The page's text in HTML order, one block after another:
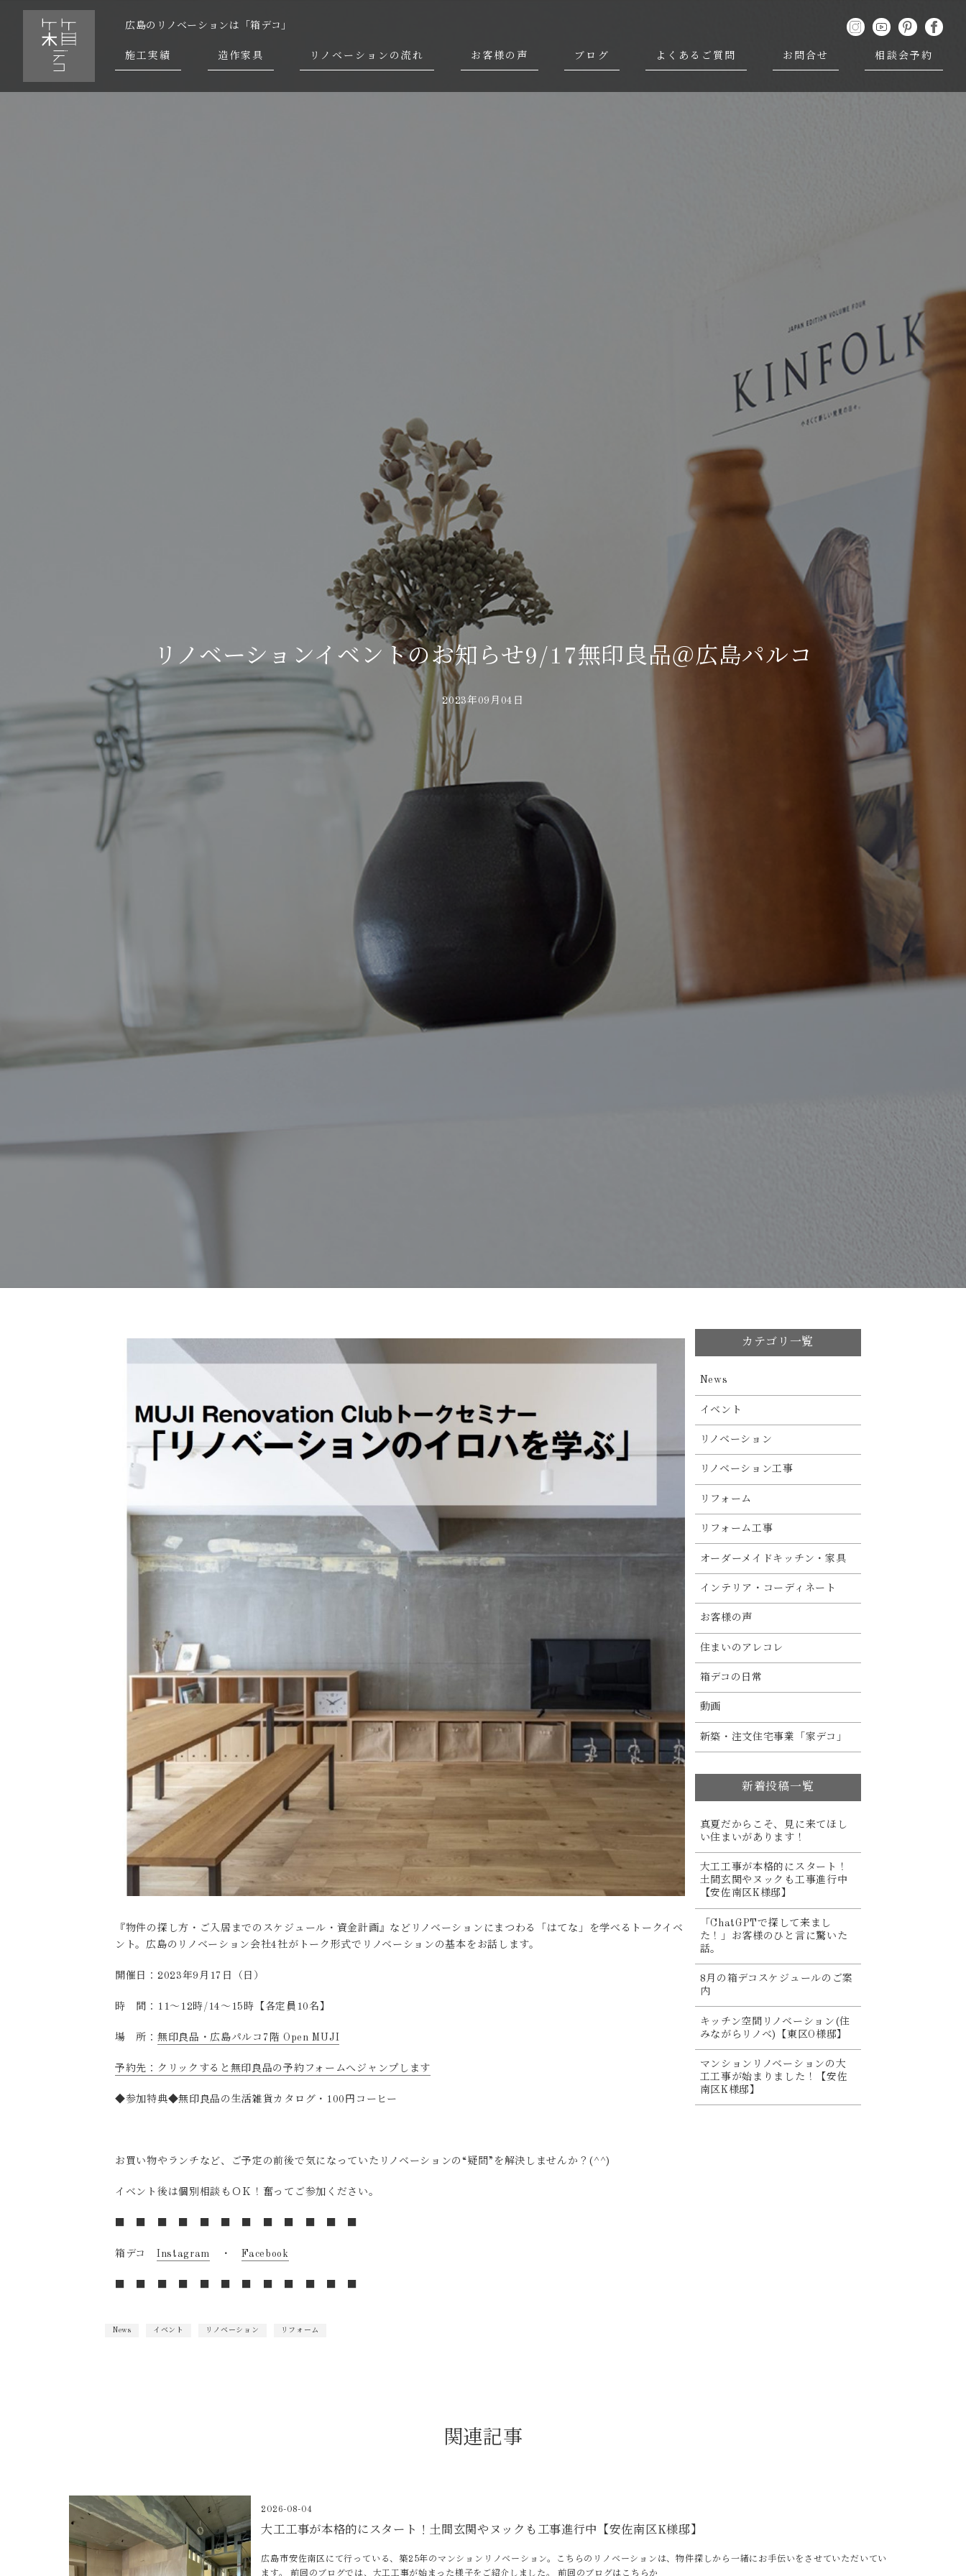
広島のリノベーションは「箱デコ」
施工実績 造作家具 リノベーションの流れ お客様の声 ブログ よくあるご質問 お問合せ 相談会予約
リノベーションイベントのお知らせ9/17無印良品＠広島パルコ
2023年09月04日
『物件の探し方・ご入居までのスケジュール・資金計画』などリノベーションにまつわる「はてな」を学べるトークイベ
ント。広島のリノベーション会社4社がトーク形式でリノベーションの基本をお話します。
開催日：2023年9月17日（日）
時 間：11～12時/14～15時【各定員10名】
場 所： 無印良品・広島パルコ7階 Open MUJI
予約先：クリックすると無印良品の予約フォームへジャンプします
◆参加特典◆無印良品の生活雑貨カタログ・100円コーヒー
お買い物やランチなど、ご予定の前後で気になっていたリノベーションの“疑問”を解決しませんか？(^^)
イベント後は個別相談もＯＫ！奮ってご参加ください。
箱デコ Instagram ・Facebook
News イベント リノベーション リフォーム
カテゴリ一覧
News
イベント
リノベーション
リノベーション工事
リフォーム
リフォーム工事
オーダーメイドキッチン・家具
インテリア・コーディネート
お客様の声
住まいのアレコレ
箱デコの日常
動画
新築・注文住宅事業「家デコ」
新着投稿一覧
真夏だからこそ、見に来てほし
い住まいがあります！
大工工事が本格的にスタート！
土間玄関やヌックも工事進行中
【安佐南区K様邸】
「ChatGPTで探して来まし
た！」お客様のひと言に驚いた
話。
8月の箱デコスケジュールのご案
内
キッチン空間リノベーション(住
みながらリノベ)【東区O様邸】
マンションリノベーションの大
工工事が始まりました！【安佐
南区K様邸】
関連記事
2026-08-04
大工工事が本格的にスタート！土間玄関やヌックも工事進行中【安佐南区K様邸】
広島市安佐南区にて行っている、築25年のマンションリノベーション。こちらのリノベーションは、物件探しから一緒にお手伝いをさせていただいてい
ます。 前回のブログでは、大工工事が始まった様子をご紹介しました。 前回のブログはこちらか